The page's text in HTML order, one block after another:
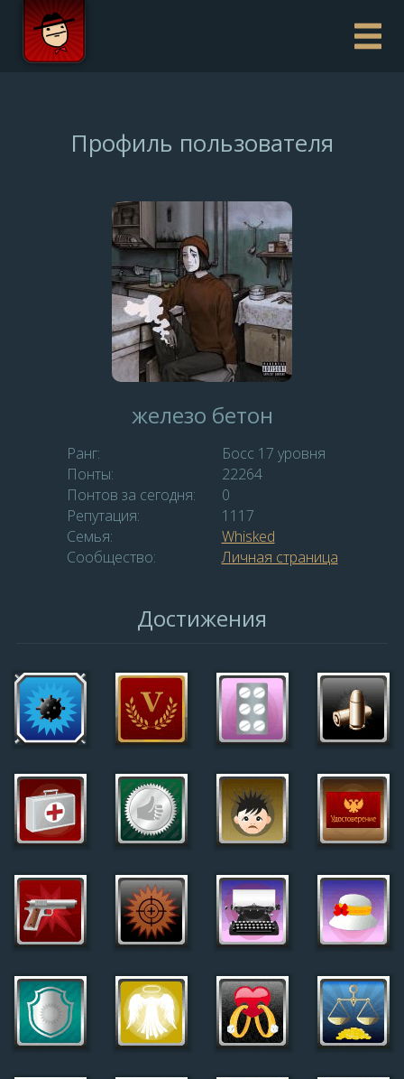
Профиль пользователя
железо бетон
Ранг:
Босс 17 уровня
Понты:
22264
Понтов за сегодня:
0
Репутация:
1117
Семья:
Whisked
Сообщество:
Личная страница
Достижения